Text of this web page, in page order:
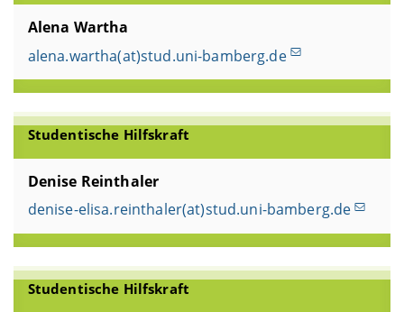
Alena Wartha
alena.wartha(at)stud.uni-bamberg.de
Studentische Hilfskraft
Denise Reinthaler
denise-elisa.reinthaler(at)stud.uni-bamberg.de
Studentische Hilfskraft